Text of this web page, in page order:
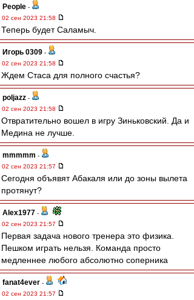
People -
02 сен 2023 21:58
Теперь будет Саламыч.
Игорь 0309 -
02 сен 2023 21:58
Ждем Стаса для полного счастья?
poljazz -
02 сен 2023 21:58
Отвратительно вошел в игру Зиньковский. Да и
Медина не лучше.
mmmmm -
02 сен 2023 21:57
Сегодня объявят Абакаля или до зоны вылета
протянут?
Alex1977 -
02 сен 2023 21:57
Первая задача нового тренера это физика.
Пешком играть нельзя. Команда просто
медленнее любого абсолютно соперника
fanat4ever -
02 сен 2023 21:57